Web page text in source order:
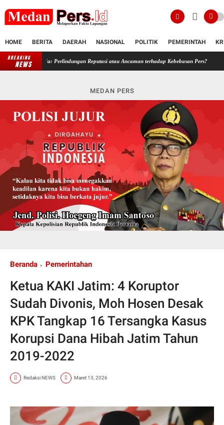
HOME BERITA DAERAH NASIONAL POLITIK PEMERINTAH
BREAKING
NEWS
Perlindungan Reputasi atau Ancaman terhadap Kebebasan Pers? Bayi di Balik
MEDAN PERS
Beranda Pemerintahan
Ketua KAKI Jatim: 4 Koruptor
Sudah Divonis, Moh Hosen Desak
KPK Tangkap 16 Tersangka Kasus
Korupsi Dana Hibah Jatim Tahun
2019-2022
Redaksi NEWS Maret 13, 2026